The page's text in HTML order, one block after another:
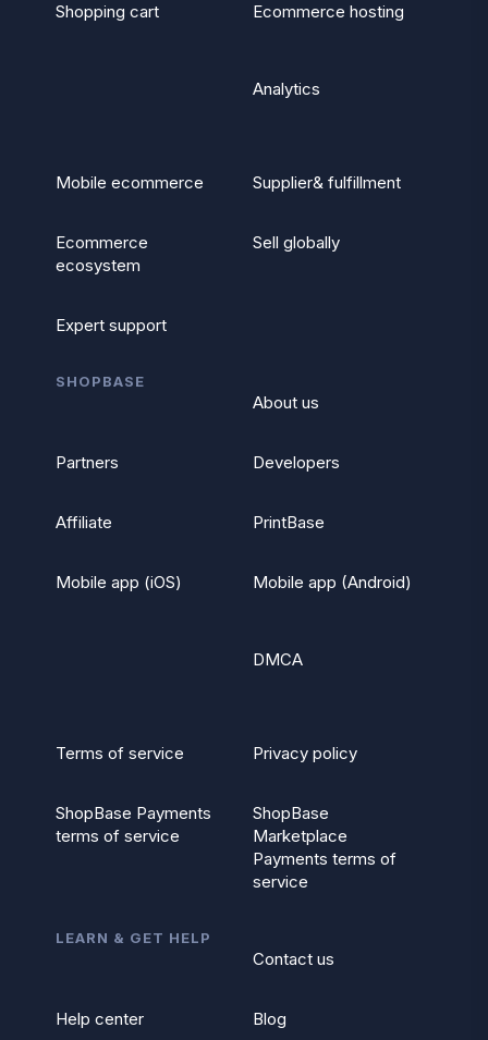
Shopping cart Ecommerce hosting
Analytics
Mobile ecommerce Supplier& fulfillment
Ecommerce
ecosystem
Sell globally
Expert support
SHOPBASE
About us
Partners Developers
Affiliate PrintBase
Mobile app (iOS) Mobile app (Android)
DMCA
Terms of service Privacy policy
ShopBase Payments
terms of service
ShopBase
Marketplace
Payments terms of
service
LEARN & GET HELP
Contact us
Help center Blog